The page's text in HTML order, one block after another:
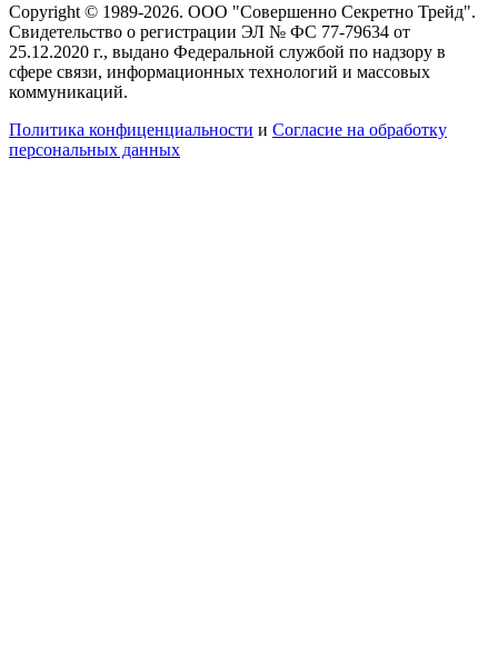
Copyright © 1989-2026. ООО "Совершенно Секретно Трейд".
Свидетельство о регистрации ЭЛ № ФС 77-79634 от
25.12.2020 г., выдано Федеральной службой по надзору в
сфере связи, информационных технологий и массовых
коммуникаций.
Политика конфиценциальности и Согласие на обработку
персональных данных